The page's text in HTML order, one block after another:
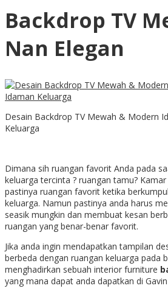
Backdrop TV
Nan Elegan
Desain Backdrop TV Mewah & Modern
Keluarga
Dimana sih ruangan favorit Anda pada
keluarga tercinta ? ruangan tamu?
pastinya ruangan favorit ketika
keluarga. Namun pastinya anda harus
seasik mungkin dan membuat kesan
ruangan yang benar-benar favorit.
Jika anda ingin mendapatkan tampilan
berbeda dengan ruangan keluarga pada
menghadirkan sebuah interior furniture
yang mana dapat anda dapatkan di